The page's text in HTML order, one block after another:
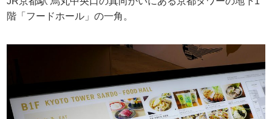
階「フードホール」の一角。